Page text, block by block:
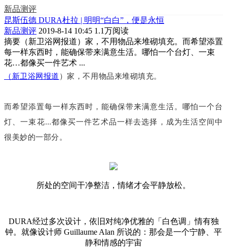
新品测评
昆斯伍德 DURA杜拉 | 明明“白白”，便是永恒
新品测评 2019-8-14 10:45 1.1万阅读
摘要 （新卫浴网报道）家，不用物品来堆砌填充。而希望添置
每一样东西时，能确保带来满意生活。哪怕一个台灯、一束
花…都像买一件艺术 ...
（新卫浴网报道 ）家，不用物品来堆砌填充。
而希望添置每一样东西时，能确保带来满意生活。哪怕一个台
灯、一束花…都像买一件艺术品一样去选择，成为生活空间中
很美妙的一部分。
所处的空间干净整洁，情绪才会平静放松。
DURA经过多次设计，依旧对纯净优雅的「白色调」情有独
钟。就像设计师 Guillaume Alan 所说的：那会是一个宁静、平
静和情感的宇宙